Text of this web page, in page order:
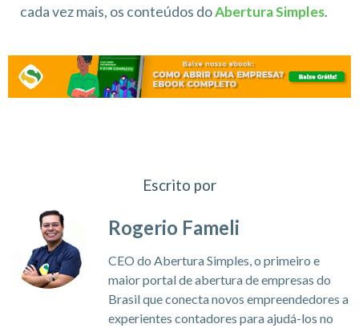
cada vez mais, os conteúdos doAbertura Simples.
Escrito por
Rogerio Fameli
CEO do Abertura Simples, o primeiro e
maior portal de abertura de empresas do
Brasil que conecta novos empreendedores a
experientes contadores para ajudá-los no